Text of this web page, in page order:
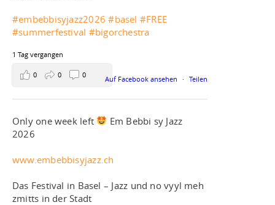
#embebbisyjazz2026 #basel #FREE
#summerfestival #bigorchestra
1 Tag vergangen
Auf Facebook ansehen · Teilen
0 0 0
Only one week left
Em Bebbi sy Jazz
2026
www.embebbisyjazz.ch
Das Festival in Basel – Jazz und no vyyl meh
zmitts in der Stadt